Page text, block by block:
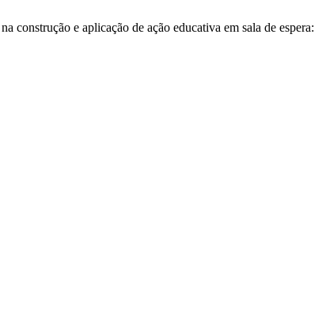
construção e aplicação de ação educativa em sala de espera: